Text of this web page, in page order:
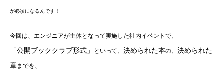
が必須になるんです！
今回は、 エンジニアが主体となって実施した社内イベントで、
「公開ブッククラブ形式」 といって、 決められた本の、 決められた
章までを、